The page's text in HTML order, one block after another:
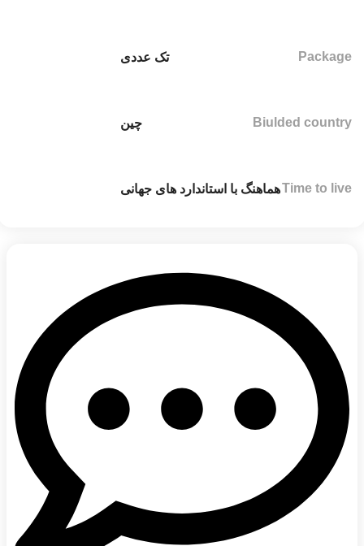
Package تک عددی
Biulded country چین
Time to liveهماهنگ با استاندارد های جهانی